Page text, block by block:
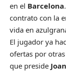
en el Barcelona
contrato con la
vida en
El jugador ya
ofertas por
que preside